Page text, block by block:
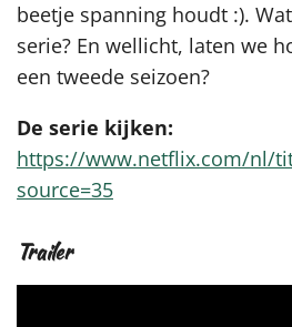
beetje spanning houdt :).
serie? En wellicht, laten we
een tweede seizoen?
De serie kijken:
https://www.netflix.com/nl/
source=35
Trailer